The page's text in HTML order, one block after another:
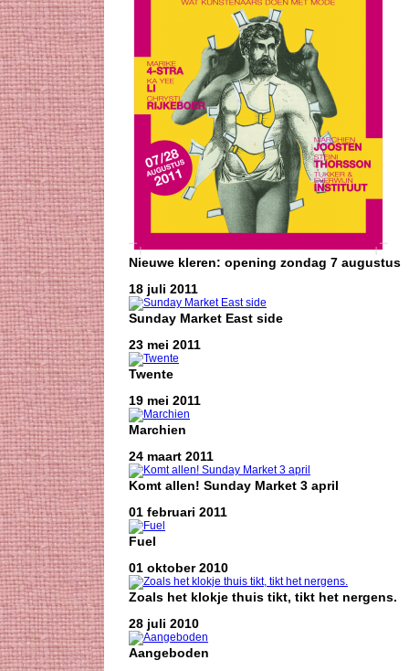
Nieuwe kleren: opening zondag 7 augustus
18 juli 2011
Sunday Market East side
23 mei 2011
Twente
19 mei 2011
Marchien
24 maart 2011
Komt allen! Sunday Market 3 april
01 februari 2011
Fuel
01 oktober 2010
Zoals het klokje thuis tikt, tikt het nergens.
28 juli 2010
Aangeboden